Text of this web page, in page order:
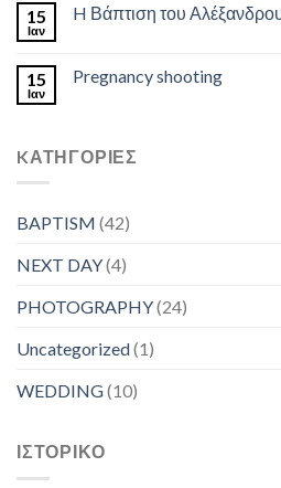
15
Ιαν
H Βάπτιση του
15
Ιαν
Pregnancy shooting
KΑΤΗΓΟΡΊΕΣ
BAPTISM (42)
NEXT DAY(4)
PHOTOGRAPHY(24)
Uncategorized(1)
WEDDING(10)
ΙΣΤΟΡΙΚΌ